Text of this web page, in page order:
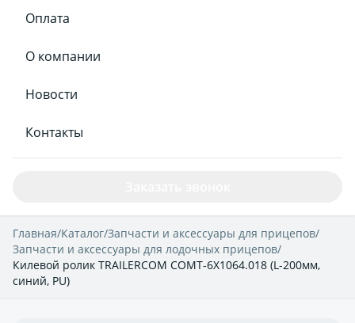
Оплата
О компании
Новости
Контакты
Главная/Каталог/Запчасти и аксессуары для прицепов/
Запчасти и аксессуары для лодочных прицепов/
Килевой ролик TRAILERCOM COMT-6X1064.018 (L-200мм,
синий, PU)